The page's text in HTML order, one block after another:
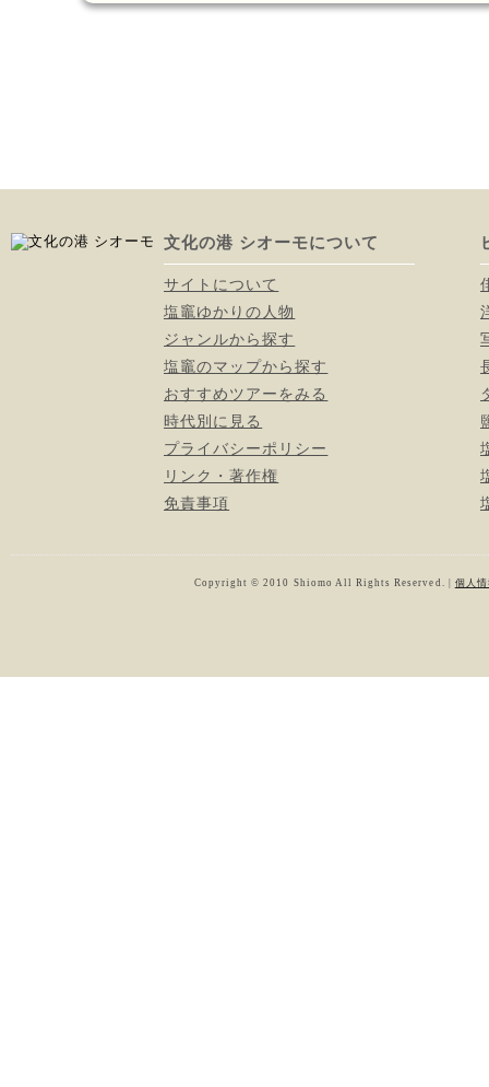
文化の港 シオーモについて
サイトについて
塩竈ゆかりの人物
ジャンルから探す
塩竈のマップから探す
おすすめツアーをみる
時代別に見る
プライバシーポリシー
リンク・著作権
免責事項
Copyright © 2010 Shiomo All Rights Reserved. | 個人